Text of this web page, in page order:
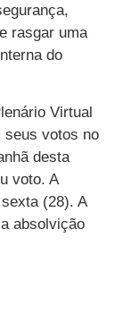
rasgar uma
do
Virtual
seus votos no
desta
voto. A
(28). A
absolvição